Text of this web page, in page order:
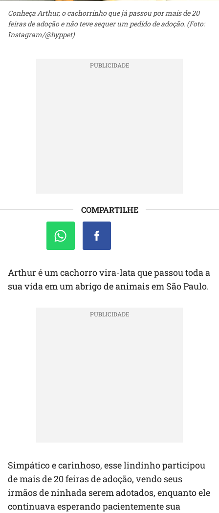
Conheça Arthur, o cachorrinho que já passou por mais de 20
feiras de adoção e não teve sequer um pedido de adoção. (Foto:
Instagram/@hyppet)
COMPARTILHE
Arthur é um cachorro vira-lata que passou toda a
sua vida em um abrigo de animais em São Paulo.
Simpático e carinhoso, esse lindinho participou
de mais de 20 feiras de adoção, vendo seus
irmãos de ninhada serem adotados, enquanto ele
continuava esperando pacientemente sua